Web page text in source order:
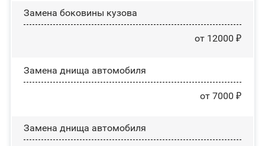
Замена боковины кузова
от 12000 ₽
Замена днища автомобиля
от 7000 ₽
Замена днища автомобиля